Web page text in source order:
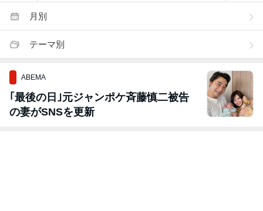
月別
テーマ別
ABEMA
｢最後の日｣元ジャンポケ斉藤慎二被告
の妻がSNSを更新